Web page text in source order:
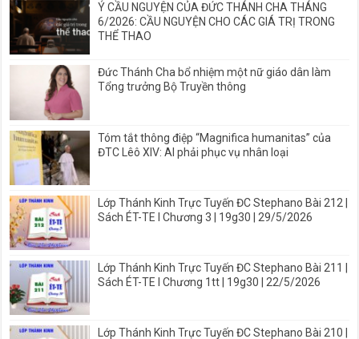
Ý CẦU NGUYỆN CỦA ĐỨC THÁNH CHA THÁNG
6/2026: CẦU NGUYỆN CHO CÁC GIÁ TRỊ TRONG
THỂ THAO
Đức Thánh Cha bổ nhiệm một nữ giáo dân làm
Tổng trưởng Bộ Truyền thông
Tóm tắt thông điệp “Magnifica humanitas” của
ĐTC Lêô XIV: AI phải phục vụ nhân loại
Lớp Thánh Kinh Trực Tuyến ĐC Stephano Bài 212 |
Sách ÉT-TE I Chương 3 | 19g30 | 29/5/2026
Lớp Thánh Kinh Trực Tuyến ĐC Stephano Bài 211 |
Sách ÉT-TE I Chương 1tt | 19g30 | 22/5/2026
Lớp Thánh Kinh Trực Tuyến ĐC Stephano Bài 210 |